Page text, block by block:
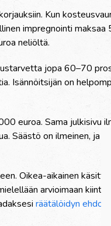
Kun
impregnointi maksaa
neliöltä.
jopa 60–70
Isännöitsijän on
euroa. Sama julkisivu
on ilmeinen, ja
Oikea-aikainen käsittely
arvioimaan
räätälöidyn